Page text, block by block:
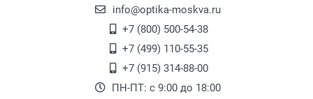
Самовывоз.
Оплата товара производится
наличными непосредственно на пункте
выдачи товара.
офисе по адресу: г. Москва,
Переведеновский переулок 17, корпус 1,
второй этаж, тел. +7 (499) 110-55-35.
После того, как заказ поступает в пункт
выдачи, наш менеджер связывается с
клиентом и оповещает о поступлении
info@optika-moskva.ru
+7 (800) 500-54-38
+7 (499) 110-55-35
+7 (915) 314-88-00
ПН-ПТ: с 9:00 до 18:00